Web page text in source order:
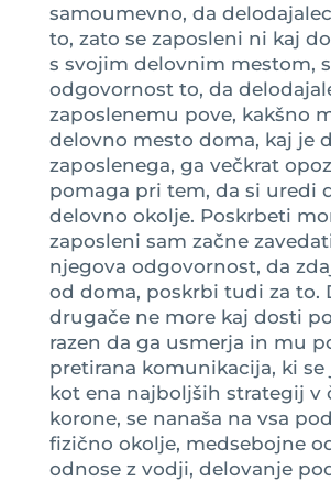
samoumevno, da
to, zato se zaposleni ni kaj
s svojim delovnim mestom,
odgovornost to, da
zaposlenemu pove, kakšno
delovno mesto doma, kaj je
zaposlenega, ga večkrat
pomaga pri tem, da si uredi
delovno okolje. Poskrbeti
zaposleni sam začne
njegova odgovornost, da
od doma, poskrbi tudi za to.
drugače ne more kaj dosti
razen da ga usmerja in mu
pretirana komunikacija, ki se
kot ena najboljših strategij v
korone, se nanaša na vsa
fizično okolje, medsebojne
odnose z vodji, delovanje